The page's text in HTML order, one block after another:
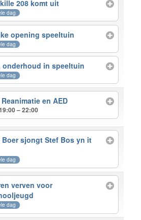
208 komt uit
dag
opening speeltuin
dag
onderhoud in speeltuin
dag
en AED
– 22:00
Boer sjongt Stef Bos yn it
dag
verven voor
dag